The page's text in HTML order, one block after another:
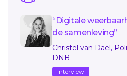
“Digitale
de samenleving”
Christel van Dael,
DNB
Interview